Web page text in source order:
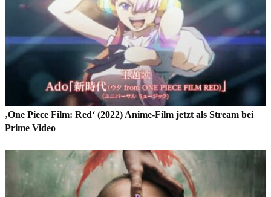
‚One Piece Film: Red‘ (2022) Anime-Film jetzt als Stream bei
Prime Video